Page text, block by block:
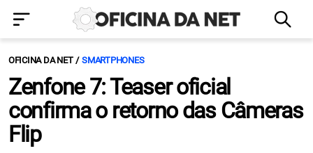
OFICINA DA NET SMARTPHONES
Zenfone 7: Teaser oficial
confirma o retorno das Câmeras
Flip